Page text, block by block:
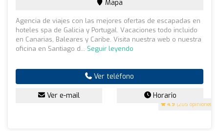
4.9 (205 opiniones)
Mapa
Agencia de viajes con las mejores ofertas de escapadas en
hoteles spa de Galicia y Portugal. Vacaciones todo incluido
en Canarias, Baleares y Caribe. Visita nuestra web o nuestra
oficina en Santiago d... Seguir leyendo
Ver teléfono
Ver e-mail Horario